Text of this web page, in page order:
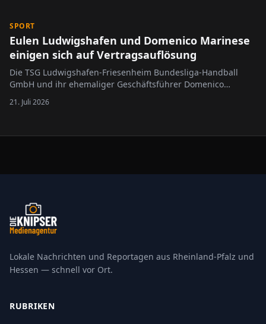
SPORT
Eulen Ludwigshafen und Domenico Marinese
einigen sich auf Vertragsauflösung
Die TSG Ludwigshafen-Friesenheim Bundesliga-Handball
GmbH und ihr ehemaliger Geschäftsführer Domenico
Marinese haben ihre Zusammenarbeit endgültig beendet.
Beide Seiten einigten sich auf eine einvernehmliche
21. Juli 2026
Lokale Nachrichten und Reportagen aus Rheinland-Pfalz und
Hessen — schnell vor Ort.
RUBRIKEN